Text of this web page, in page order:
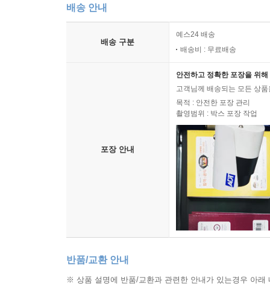
배송 안내
배송 구분
예스24 배송
배송비 : 무료배송
포장 안내
안전하고 정확한 포장을 위
고객님께 배송되는 모든 상
목적 : 안전한 포장 관리
촬영범위 : 박스 포장 작업
반품/교환 안내
※ 상품 설명에 반품/교환과 관련한 안내가 있는경우 아